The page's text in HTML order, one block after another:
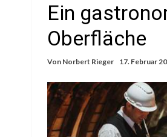
Ein
Oberfläche
Von Norbert Rieger 17. Februar